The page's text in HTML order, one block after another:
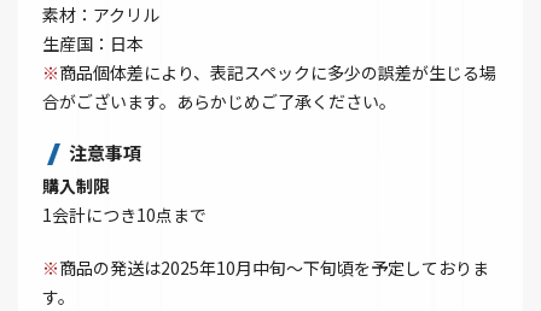
素材：アクリル
生産国：日本
※商品個体差により、表記スペックに多少の誤差が生じる場
合がございます。あらかじめご了承ください。
注意事項
購入制限
1会計につき10点まで
※商品の発送は2025年10月中旬～下旬頃を予定しておりま
す。